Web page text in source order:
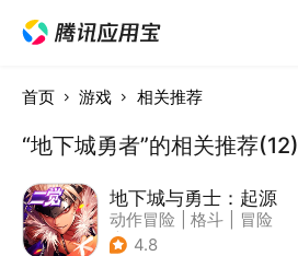
首页 游戏 相关推荐
“地下城勇者”的相关推荐(12)
地下城与勇士：起源
动作冒险 格斗
冒险
| 地下城与勇士
4.8